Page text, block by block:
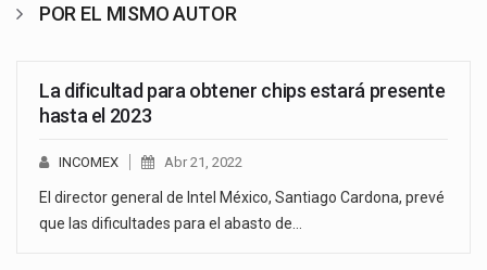
POR EL MISMO AUTOR
La dificultad para obtener chips estará presente
hasta el 2023
INCOMEX Abr 21, 2022
El director general de Intel México, Santiago Cardona, prevé
que las dificultades para el abasto de…